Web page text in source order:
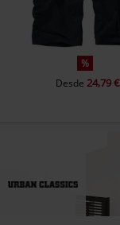
%
Desde 24,79 €